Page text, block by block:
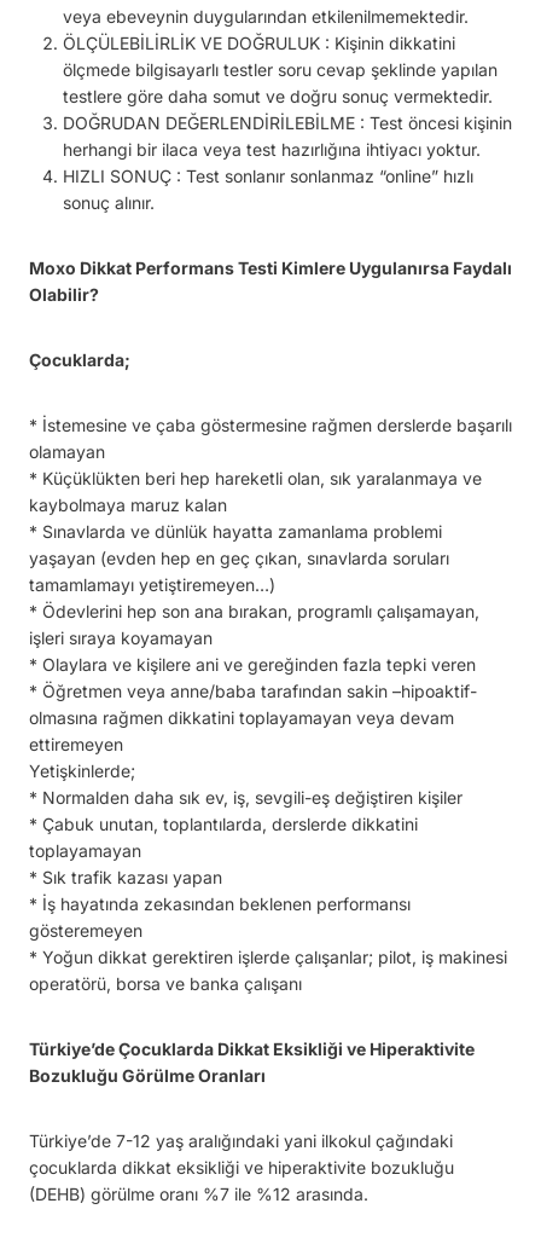
veya ebeveynin duygularından etkilenilmemektedir.
ÖLÇÜLEBİLİRLİK VE DOĞRULUK : Kişinin dikkatini
ölçmede bilgisayarlı testler soru cevap şeklinde yapılan
testlere göre daha somut ve doğru sonuç vermektedir.
DOĞRUDAN DEĞERLENDİRİLEBİLME : Test öncesi kişinin
herhangi bir ilaca veya test hazırlığına ihtiyacı yoktur.
HIZLI SONUÇ : Test sonlanır sonlanmaz “online” hızlı
sonuç alınır.
Moxo Dikkat Performans Testi Kimlere Uygulanırsa Faydalı
Olabilir?
Çocuklarda;
* İstemesine ve çaba göstermesine rağmen derslerde başarılı
olamayan
* Küçüklükten beri hep hareketli olan, sık yaralanmaya ve
kaybolmaya maruz kalan
* Sınavlarda ve dünlük hayatta zamanlama problemi
yaşayan (evden hep en geç çıkan, sınavlarda soruları
tamamlamayı yetiştiremeyen…)
* Ödevlerini hep son ana bırakan, programlı çalışamayan,
işleri sıraya koyamayan
* Olaylara ve kişilere ani ve gereğinden fazla tepki veren
* Öğretmen veya anne/baba tarafından sakin –hipoaktif-
olmasına rağmen dikkatini toplayamayan veya devam
ettiremeyen
Yetişkinlerde;
* Normalden daha sık ev, iş, sevgili-eş değiştiren kişiler
* Çabuk unutan, toplantılarda, derslerde dikkatini
toplayamayan
* Sık trafik kazası yapan
* İş hayatında zekasından beklenen performansı
gösteremeyen
* Yoğun dikkat gerektiren işlerde çalışanlar; pilot, iş makinesi
operatörü, borsa ve banka çalışanı
Türkiye’de Çocuklarda Dikkat Eksikliği ve Hiperaktivite
Bozukluğu Görülme Oranları
Türkiye’de 7-12 yaş aralığındaki yani ilkokul çağındaki
çocuklarda dikkat eksikliği ve hiperaktivite bozukluğu
(DEHB) görülme oranı %7 ile %12 arasında.